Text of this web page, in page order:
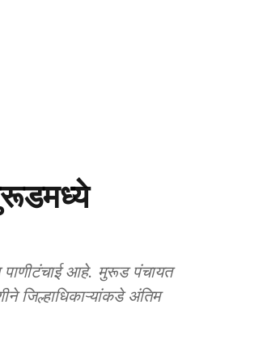
आहे. मुरूड पंचायत
जिल्हाधिकाऱ्यांकडे अंतिम